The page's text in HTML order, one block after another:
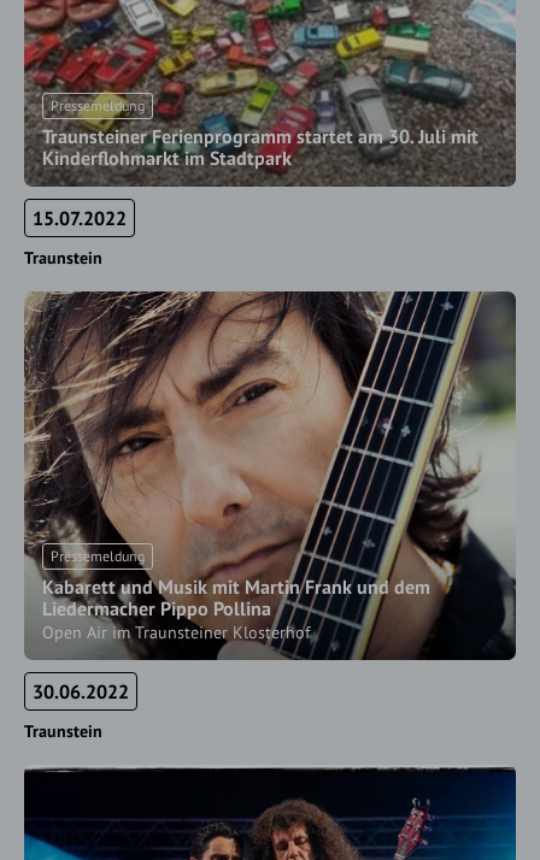
Pressemeldung
Traunsteiner Ferienprogramm startet am 30. Juli mit
Kinderflohmarkt im Stadtpark
15.07.2022
Traunstein
Pressemeldung
Kabarett und Musik mit Martin Frank und dem
Liedermacher Pippo Pollina
Open Air im Traunsteiner Klosterhof
30.06.2022
Traunstein